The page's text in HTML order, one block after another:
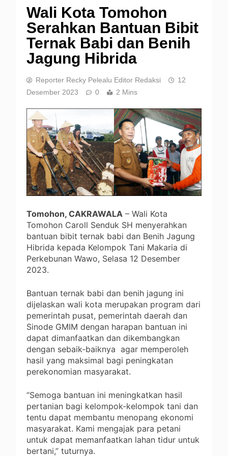
Wali Kota Tomohon
Serahkan Bantuan Bibit
Ternak Babi dan Benih
Jagung Hibrida
Reporter Recky Pelealu Editor Redaksi
12
Desember 2023
0 2 Mins
Tomohon, CAKRAWALA – Wali Kota
Tomohon Caroll Senduk SH menyerahkan
bantuan bibit ternak babi dan Benih Jagung
Hibrida kepada Kelompok Tani Makaria di
Perkebunan Wawo, Selasa 12 Desember
2023.
Bantuan ternak babi dan benih jagung ini
dijelaskan wali kota merupakan program dari
pemerintah pusat, pemerintah daerah dan
Sinode GMIM dengan harapan bantuan ini
dapat dimanfaatkan dan dikembangkan
dengan sebaik-baiknya agar memperoleh
hasil yang maksimal bagi peningkatan
perekonomian masyarakat.
“Semoga bantuan ini meningkatkan hasil
pertanian bagi kelompok-kelompok tani dan
tentu dapat membantu menopang ekonomi
masyarakat. Kami mengajak para petani
untuk dapat memanfaatkan lahan tidur untuk
bertani,” tuturnya.